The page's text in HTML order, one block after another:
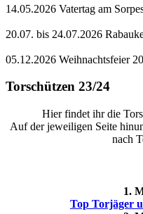
14.05.2026 Vatertag am
20.07. bis 24.07.2026
05.12.2026 Weihnachtsfeier
Torschützen 23/24
Hier findet ihr die
Auf der jeweiligen Seite
nach
1.
Top Torjäger